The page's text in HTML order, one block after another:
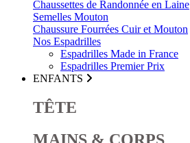
Chaussettes de Randonnée en Laine
Semelles Mouton
Chaussure Fourrées Cuir et Mouton
Nos Espadrilles
Espadrilles Made in France
Espadrilles Premier Prix
ENFANTS
TÊTE